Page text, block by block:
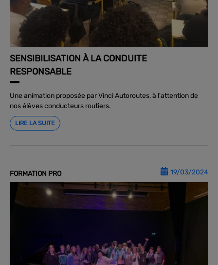
SENSIBILISATION À LA CONDUITE
RESPONSABLE
Une animation proposée par Vinci Autoroutes, à l'attention de
nos élèves conducteurs routiers.
LIRE LA SUITE
FORMATION PRO 19/03/2024